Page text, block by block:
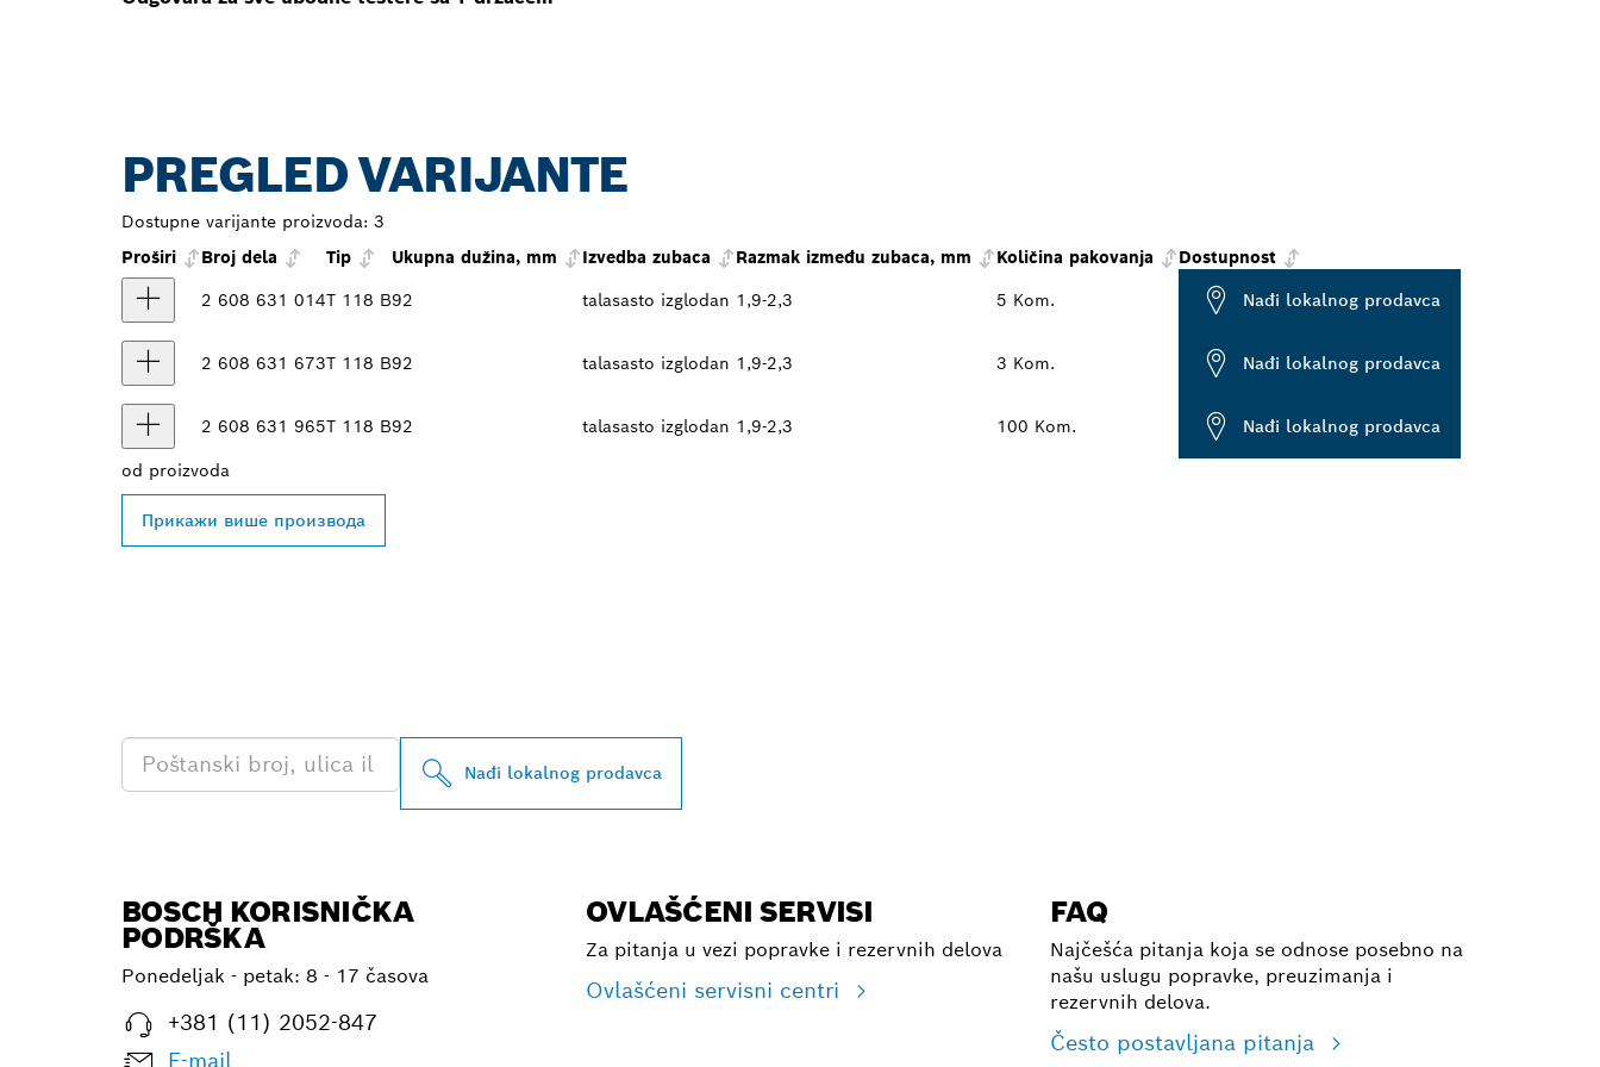
PREGLED VARIJANTE
Dostupne varijante proizvoda: 3
Proširi
Broj dela Tip Ukupna dužina, mm Izvedba zubaca Razmak između zubaca, mm Količina pakovanja
Dostupnost
2 608 631 014T 118 B92 talasasto izglodan 1,9-2,3 5 Kom. Nađi lokalnog prodavca
2 608 631 673T 118 B92 talasasto izglodan 1,9-2,3 3 Kom. Nađi lokalnog prodavca
2 608 631 965T 118 B92 talasasto izglodan 1,9-2,3 100 Kom. Nađi lokalnog prodavca
od proizvoda
Прикажи више производа
Nađi lokalnog prodavca
BOSCH KORISNIČKA
PODRŠKA
Ponedeljak - petak: 8 - 17 časova
+381 (11) 2052-847
E-mail
OVLAŠĆENI SERVISI
Za pitanja u vezi popravke i rezervnih delova
Ovlašćeni servisni centri
FAQ
Najčešća pitanja koja se odnose posebno na
našu uslugu popravke, preuzimanja i
rezervnih delova.
Često postavljana pitanja